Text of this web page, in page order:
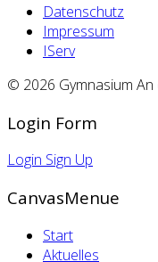
Datenschutz
Impressum
IServ
© 2026 Gymnasium
Login Form
Login Sign Up
CanvasMenue
Start
Aktuelles